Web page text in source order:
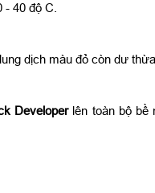
40 độ C.
dịch màu đỏ còn dư
Developerlên toàn bộ bề